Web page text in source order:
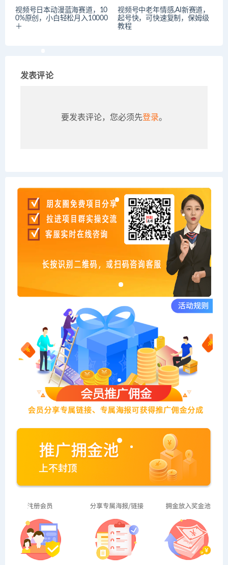
视频号日本动漫蓝海赛道，10
0%原创，小白轻松月入10000
＋
视频号中老年情感,AI新赛道，
起号快，可快速复制，保姆级
教程
发表评论
要发表评论，您必须先登录。